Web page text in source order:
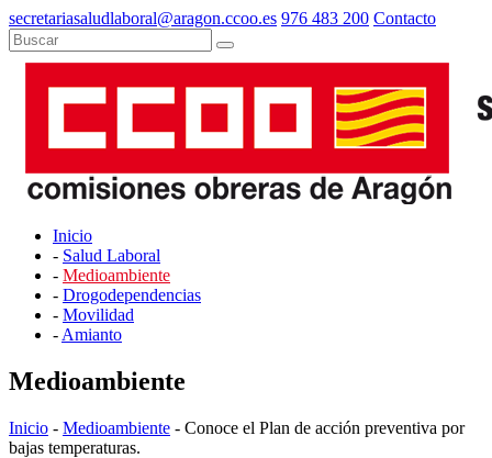
secretariasaludlaboral@aragon.ccoo.es 976 483 200 Contacto
Inicio
- Salud Laboral
- Medioambiente
- Drogodependencias
- Movilidad
- Amianto
Medioambiente
Inicio - Medioambiente - Conoce el Plan de acción preventiva por
bajas temperaturas.